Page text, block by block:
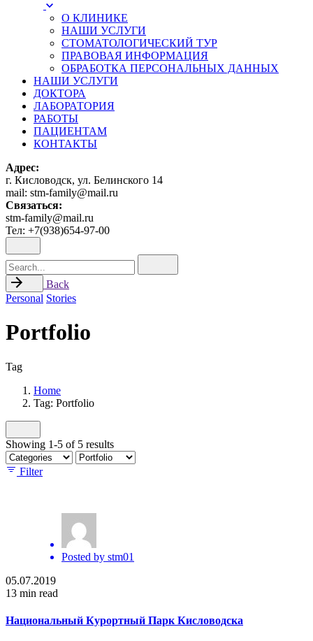
О КЛИНИКЕ
НАШИ УСЛУГИ
СТОМАТОЛОГИЧЕСКИЙ ТУР
ПРАВОВАЯ ИНФОРМАЦИЯ
ОБРАБОТКА ПЕРСОНАЛЬНЫХ ДАННЫХ
НАШИ УСЛУГИ
ДОКТОРА
ЛАБОРАТОРИЯ
РАБОТЫ
ПАЦИЕНТАМ
КОНТАКТЫ
Адрес:
г. Кисловодск, ул. Белинского 14
mail: stm-family@mail.ru
Связаться:
stm-family@mail.ru
Тел: +7(938)654-97-00
Search
for
Back
Personal Stories
Portfolio
Tag
Home
Tag: Portfolio
Showing 1-5 of 5 results
Filter
Posted by stm01
05.07.2019
13 min read
Национальный Курортный Парк Кисловодска